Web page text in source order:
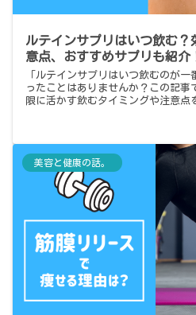
ルテインサプリはいつ飲む
意点、おすすめサプリも紹介
「ルテインサプリはいつ飲むのが
ったことはありませんか？この記事
限に活かす飲むタイミングや注意点
美容と健康の話。